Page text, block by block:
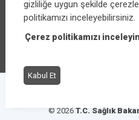
Santral:
© 2026 T.C. Sağlık
gizliliğe uygun şekilde
politikamızı inceleyebilirsiniz.
Çerez politikamızı
Kabul Et